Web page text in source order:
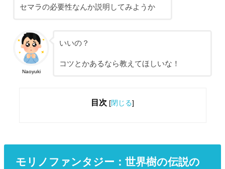
セマラの必要性なんか説明してみようか
Naoyuki
いいの？
コツとかあるなら教えてほしいな！
目次 [閉じる]
モリノファンタジー：世界樹の伝説の